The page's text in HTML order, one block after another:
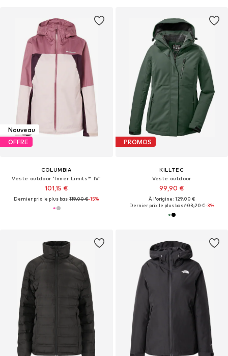
Nouveau
OFFRE
COLUMBIA
Veste outdoor 'Inner Limits™ IV'
101,15 €
Dernier prix le plus bas :119,00 €-15%
PROMOS
KILLTEC
Veste outdoor
99,90 €
À l'origine : 129,00 €
Dernier prix le plus bas :103,20 €-3%